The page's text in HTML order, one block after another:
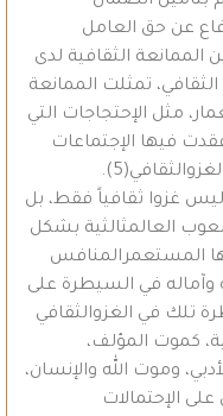
عن حق العامل
الممانعة الثقافية لدى
تمثلت الممانعة
مثل الإحتجاجات التي
فيها الإجتماعات
غزوا ثقافياً فقط، بل
العالمثالثية بشكل
المستعمرالمنافس
في السيطرة على
تلك في الغزوالثقافي
كموت المؤلف،
وموت الله والإنسان،
على الإحتمالات